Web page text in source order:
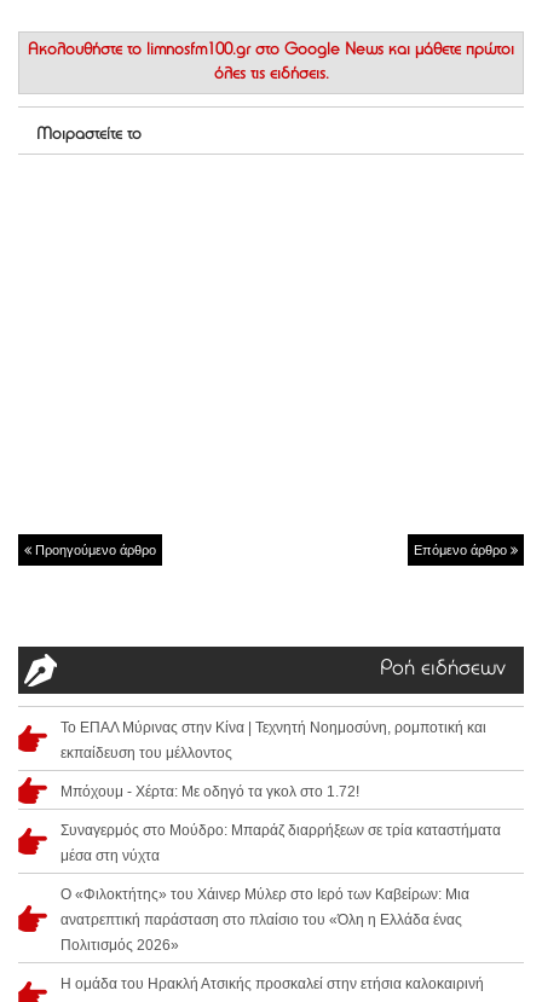
Ακολουθήστε το limnosfm100.gr στο Google News και μάθετε πρώτοι
όλες τις ειδήσεις.
Μοιραστείτε το
Προηγούμενο άρθρο Επόμενο άρθρο
Ροή ειδήσεων
Το ΕΠΑΛ Μύρινας στην Κίνα | Τεχνητή Νοημοσύνη, ρομποτική και
εκπαίδευση του μέλλοντος
Μπόχουμ - Χέρτα: Με οδηγό τα γκολ στο 1.72!
Συναγερμός στο Μούδρο: Μπαράζ διαρρήξεων σε τρία καταστήματα
μέσα στη νύχτα
Ο «Φιλοκτήτης» του Χάινερ Μύλερ στο Ιερό των Καβείρων: Μια
ανατρεπτική παράσταση στο πλαίσιο του «Όλη η Ελλάδα ένας
Πολιτισμός 2026»
Η ομάδα του Ηρακλή Ατσικής προσκαλεί στην ετήσια καλοκαιρινή